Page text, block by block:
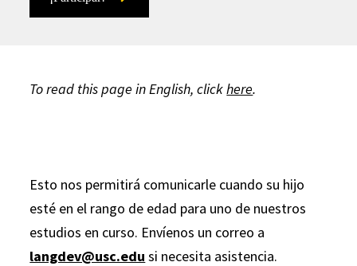
To read this page in English, clickhere.
Esto nos permitirá comunicarle cuando su hijo
esté en el rango de edad para uno de nuestros
estudios en curso. Envíenos un correo a
langdev@usc.edu si necesita asistencia.